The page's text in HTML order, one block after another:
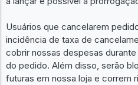
Usuários que cancelarem
incidência de taxa de
cobrir nossas despesas
do pedido. Além disso, serão
futuras em nossa loja e correm